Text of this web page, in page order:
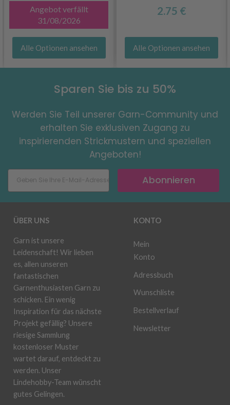
Angebot verfällt
31/08/2026
Alle Optionen ansehen
2.75 €
Alle Optionen ansehen
Sparen Sie bis zu 50%
Werden Sie Teil unserer Garn-Community und
erhalten Sie exklusiven Zugang zu
inspirierenden Strickmustern und speziellen
Angeboten!
Abonnieren
ÜBER UNS
Garn ist unsere
Leidenschaft! Wir lieben
es, allen unseren
fantastischen
Garnenthusiasten Garn zu
schicken. Ein wenig
Inspiration für das nächste
Projekt gefällig? Unsere
riesige Sammlung
kostenloser Muster
wartet darauf, entdeckt zu
werden. Unser
Lindehobby-Team wünscht
gutes Gelingen.
KONTO
Mein
Konto
Adressbuch
Wunschliste
Bestellverlauf
Newsletter